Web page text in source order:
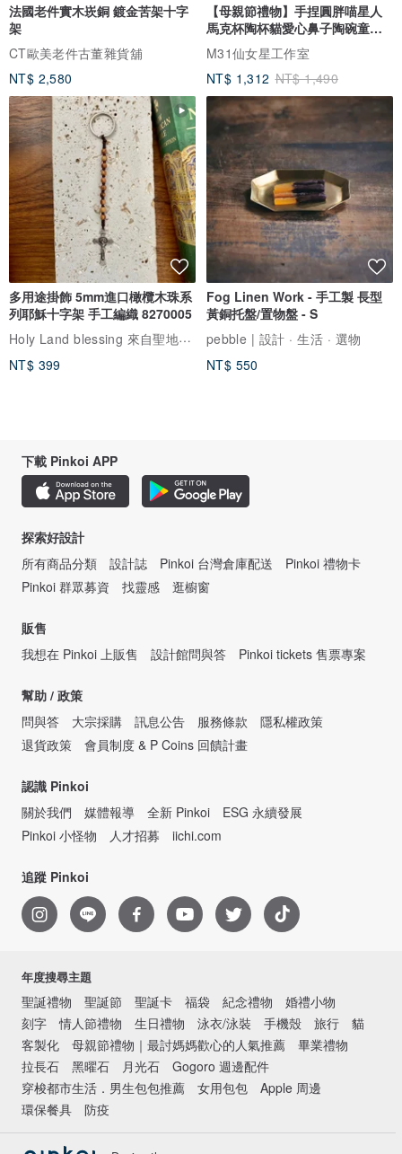
法國老件實木崁銅 鍍金苦架十字
架
CT歐美老件古董雜貨舖
NT$ 2,580
【母親節禮物】手捏圓胖喵星人
馬克杯陶杯貓愛心鼻子陶碗童趣
收納
M31仙女星工作室
NT$ 1,312 NT$ 1,490
多用途掛飾 5mm進口橄欖木珠系
列耶穌十字架 手工編織 8270005
Holy Land blessing 來自聖地的祝福
NT$ 399
Fog Linen Work - 手工製 長型
黃銅托盤/置物盤 - S
pebble | 設計 · 生活 · 選物
NT$ 550
下載 Pinkoi APP
探索好設計
所有商品分類
設計誌 Pinkoi 台灣倉庫配送
Pinkoi 禮物卡
Pinkoi 群眾募資
找靈感 逛櫥窗
販售
我想在 Pinkoi 上販售
設計館問與答 Pinkoi tickets 售票專案
幫助 / 政策
問與答
大宗採購 訊息公告 服務條款
隱私權政策
退貨政策
會員制度 & P Coins 回饋計畫
認識 Pinkoi
關於我們
媒體報導 全新 Pinkoi
ESG 永續發展
Pinkoi 小怪物
人才招募 iichi.com
追蹤 Pinkoi
年度搜尋主題
聖誕禮物 聖誕節 聖誕卡 福袋 紀念禮物
婚禮小物
刻字
情人節禮物 生日禮物 泳衣/泳裝 手機殼 旅行
貓
客製化
母親節禮物｜最討媽媽歡心的人氣推薦
畢業禮物
拉長石
黑曜石 月光石
Gogoro 週邊配件
穿梭都市生活．男生包包推薦
女用包包
Apple 周邊
環保餐具
防疫